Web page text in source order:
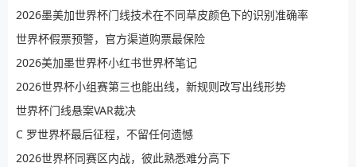
2026墨美加世界杯门线技术在不同草皮颜色下的识别准确率
世界杯假票预警，官方渠道购票最保险
2026美加墨世界杯小红书世界杯笔记
2026世界杯小组赛第三也能出线，新规则改写出线形势
世界杯门线悬案VAR裁决
C 罗世界杯最后征程，不留任何遗憾
2026世界杯同赛区内战，彼此熟悉难分高下